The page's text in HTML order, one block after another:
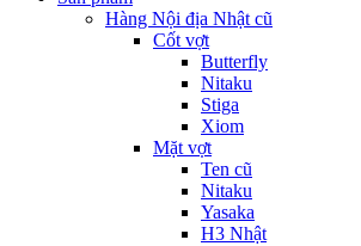
Hàng Nội địa Nhật cũ
Cốt vợt
Butterfly
Nitaku
Stiga
Xiom
Mặt vợt
Ten cũ
Nitaku
Yasaka
H3 Nhật